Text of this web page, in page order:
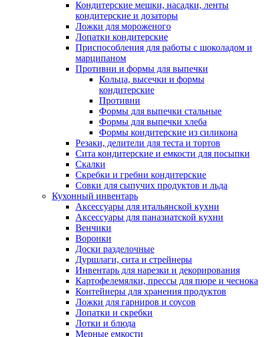
Кондитерские мешки, насадки, ленты
кондитерские и дозаторы
Ложки для мороженого
Лопатки кондитерские
Приспособления для работы с шоколадом и
марципаном
Противни и формы для выпечки
Кольца, высечки и формы
кондитерские
Противни
Формы для выпечки стальные
Формы для выпечки хлеба
Формы кондитерские из силикона
Резаки, делители для теста и тортов
Сита кондитерские и емкости для посыпки
Скалки
Скребки и гребни кондитерские
Совки для сыпучих продуктов и льда
Кухонный инвентарь
Аксессуары для итальянской кухни
Аксессуары для паназиатской кухни
Венчики
Воронки
Доски разделочные
Дуршлаги, сита и стрейнеры
Инвентарь для нарезки и декорирования
Картофелемялки, прессы для пюре и чеснока
Контейнеры для хранения продуктов
Ложки для гарниров и соусов
Лопатки и скребки
Лотки и блюда
Мерные емкости